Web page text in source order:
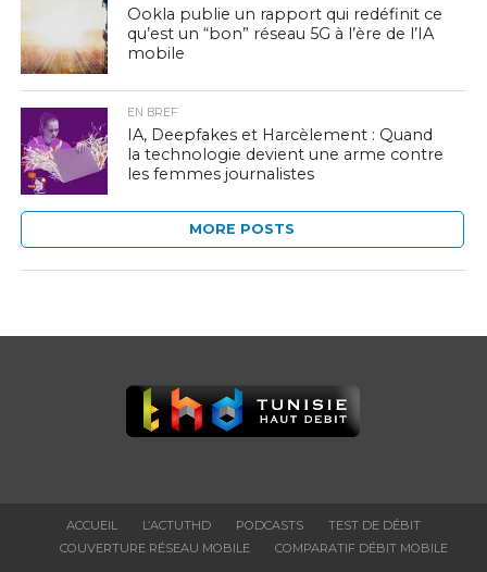
Ookla publie un rapport qui redéfinit ce
qu’est un “bon” réseau 5G à l’ère de l’IA
mobile
EN BREF
IA, Deepfakes et Harcèlement : Quand
la technologie devient une arme contre
les femmes journalistes
MORE POSTS
ACCUEIL L’ACTUTHD PODCASTS
TEST DE DÉBIT
COUVERTURE RÉSEAU MOBILE
COMPARATIF DÉBIT MOBILE